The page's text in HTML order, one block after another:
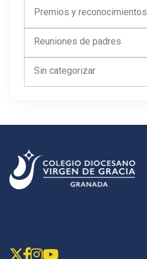
Premios y reconocimientos
Reuniones de padres
Sin categorizar